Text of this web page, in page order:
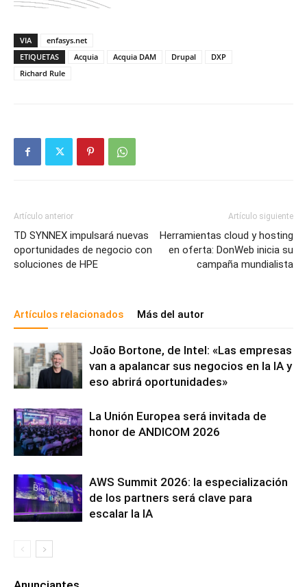
VIA
enfasys.net
ETIQUETAS
Acquia Acquia DAM Drupal
DXP
Richard Rule
Artículo anterior
TD SYNNEX impulsará nuevas
oportunidades de negocio con
soluciones de HPE
Artículo siguiente
Herramientas cloud y hosting
en oferta: DonWeb inicia su
campaña mundialista
Artículos relacionados Más del autor
João Bortone, de Intel: «Las empresas
van a apalancar sus negocios en la IA y
eso abrirá oportunidades»
La Unión Europea será invitada de
honor de ANDICOM 2026
AWS Summit 2026: la especialización
de los partners será clave para
escalar la IA